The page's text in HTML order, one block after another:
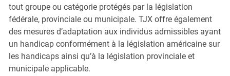
tout groupe ou catégorie protégés par la législation
fédérale, provinciale ou municipale. TJX offre également
des mesures d’adaptation aux individus admissibles ayant
un handicap conformément à la législation américaine sur
les handicaps ainsi qu’à la législation provinciale et
municipale applicable.